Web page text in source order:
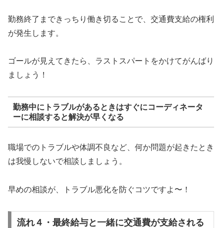
勤務終了まできっちり働き切ることで、交通費支給の権利
が発生します。
ゴールが見えてきたら、ラストスパートをかけてがんばり
ましょう！
勤務中にトラブルがあるときはすぐにコーディネータ
ーに相談すると解決が早くなる
職場でのトラブルや体調不良など、何か問題が起きたとき
は我慢しないで相談しましょう。
早めの相談が、トラブル悪化を防ぐコツですよ〜！
流れ４・最終給与と一緒に交通費が支給される